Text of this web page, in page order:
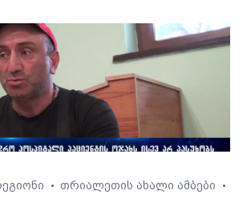
• თრიალეთის ახალი ამბები •